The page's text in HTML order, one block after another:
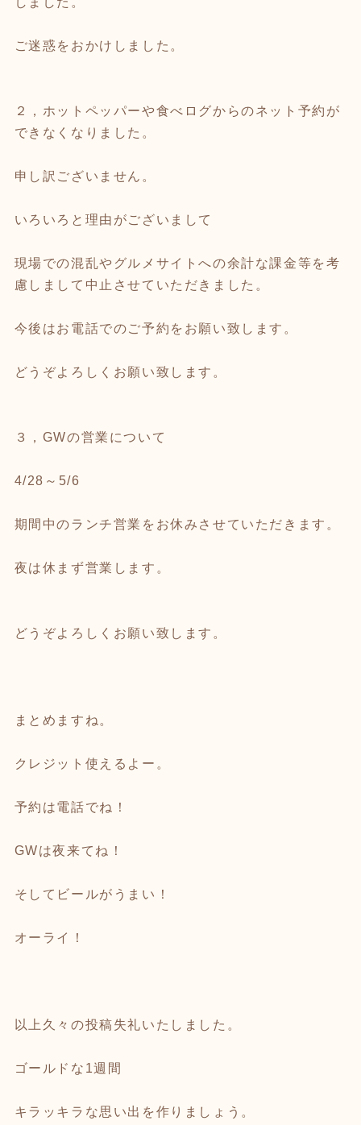
ご迷惑をおかけしました。
２，ホットペッパーや食べログからのネット予約が
できなくなりました。
申し訳ございません。
いろいろと理由がございまして
現場での混乱やグルメサイトへの余計な課金等を考
慮しまして中止させていただきました。
今後はお電話でのご予約をお願い致します。
どうぞよろしくお願い致します。
３，GWの営業について
4/28～5/6
期間中のランチ営業をお休みさせていただきます。
夜は休まず営業します。
どうぞよろしくお願い致します。
まとめますね。
クレジット使えるよー。
予約は電話でね！
GWは夜来てね！
そしてビールがうまい！
オーライ！
以上久々の投稿失礼いたしました。
ゴールドな1週間
キラッキラな思い出を作りましょう。